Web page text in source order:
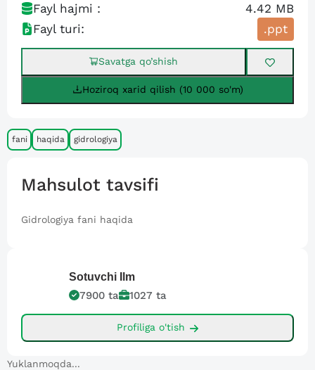
Fayl hajmi :
4.42 MB
Fayl turi:
.ppt
Savatga qo’shish
Hoziroq xarid qilish (10 000 so'm)
fani haqida gidrologiya
Mahsulot tavsifi
Gidrologiya fani haqida
Sotuvchi Ilm
7900 ta 1027 ta
Profiliga o'tish
Yuklanmoqda...